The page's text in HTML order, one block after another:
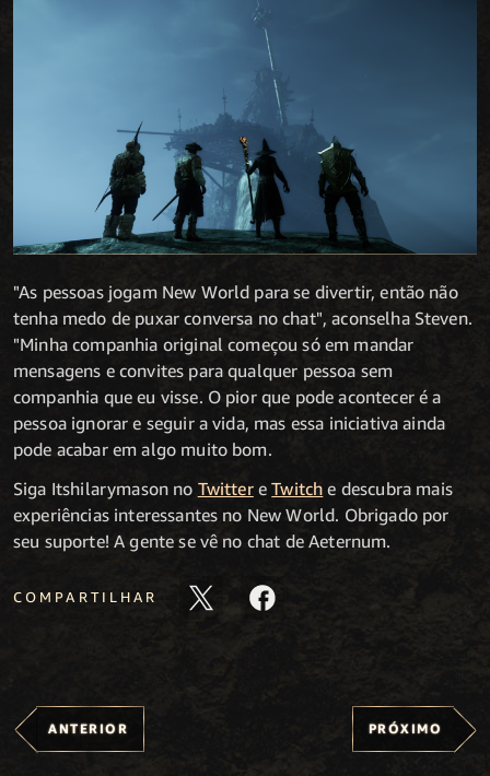
"As pessoas jogam New World para se divertir, então não
tenha medo de puxar conversa no chat", aconselha Steven.
"Minha companhia original começou só em mandar
mensagens e convites para qualquer pessoa sem
companhia que eu visse. O pior que pode acontecer é a
pessoa ignorar e seguir a vida, mas essa iniciativa ainda
pode acabar em algo muito bom.
Siga Itshilarymason no TwittereTwitch e descubra mais
experiências interessantes no New World. Obrigado por
seu suporte! A gente se vê no chat de Aeternum.
COMPARTILHAR
ANTERIOR PRÓXIMO